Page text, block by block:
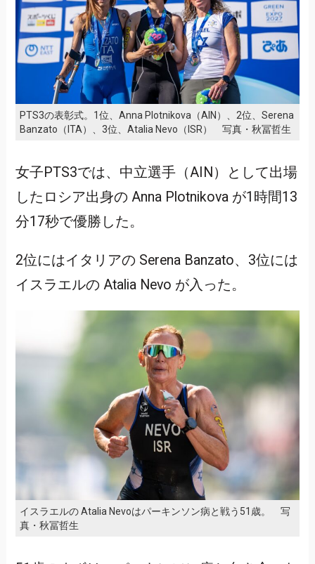
PTS3の表彰式。1位、Anna Plotnikova（AIN）、2位、Serena
Banzato（ITA）、3位、Atalia Nevo（ISR） 写真・秋冨哲生
女子PTS3では、中立選手（AIN）として出場
したロシア出身の Anna Plotnikova が1時間13
分17秒で優勝した。
2位にはイタリアの Serena Banzato、3位には
イスラエルの Atalia Nevo が入った。
イスラエルの Atalia Nevoはパーキンソン病と戦う51歳。 写
真・秋冨哲生